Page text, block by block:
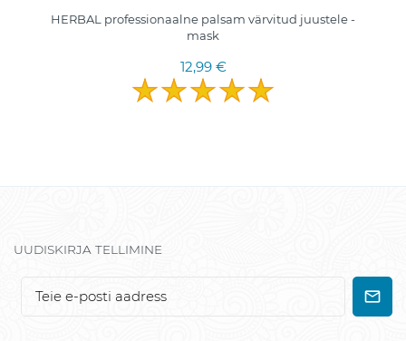
HERBAL professionaalne palsam värvitud juustele -
mask
12,99 €
UUDISKIRJA TELLIMINE